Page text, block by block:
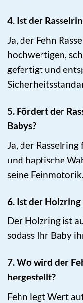
4. Ist der
Ja, der Fehn
hochwertigen,
gefertigt und
5. Fördert der
Babys?
Ja, der
und haptische
seine Feinmotorik.
6. Ist der
Der Holzring ist
sodass Ihr Baby
7. Wo wird der
hergestellt?
Fehn legt Wert